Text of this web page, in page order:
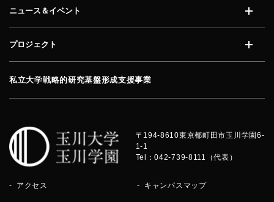
ニュース＆イベント
プロジェクト
私立大学戦略的研究基盤形成支援事業
〒194-8610東京都町田市玉川学園6-
1-1
Tel：042-739-8111（代表）
アクセス キャンパスマップ